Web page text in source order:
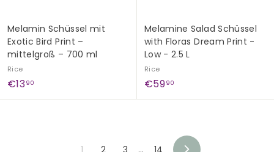
Melamin Schüssel mit
Exotic Bird Print –
mittelgroß – 700 ml
Rice
€1390
1
Melamine Salad Schüssel
with Floras Dream Print -
Low - 2.5 L
Rice
€5990
5
9
1 2 3 … 14